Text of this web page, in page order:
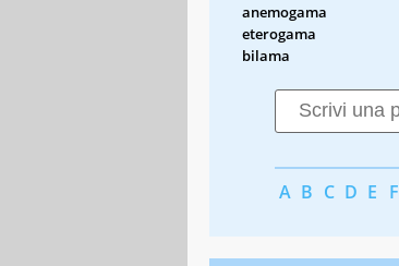
anemogama
eterogama
bilama
A B C D E F